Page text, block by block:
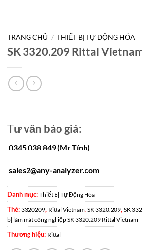
TRANG CHỦ / THIẾT BỊ TỰ ĐỘNG HÓA
SK 3320.209 Rittal
Tư vấn báo giá:
0345 038 849 (Mr.Tính)
sales2@any-analyzer.com
Danh mục: Thiết Bị Tự Động Hóa
Thẻ: 3320209, Rittal Vietnam, SK 3320.209, SK
bị làm mát công nghiệp SK 3320.209 Rittal Vietnam
Thương hiệu: Rittal